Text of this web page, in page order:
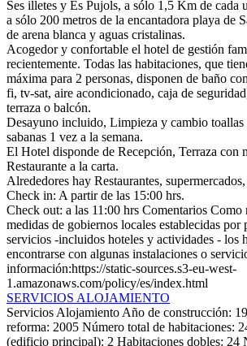
Ses illetes y Es Pujols, a sólo 1,5 Km de cada
a sólo 200 metros de la encantadora playa de
de arena blanca y aguas cristalinas.
Acogedor y confortable el hotel de gestión
recientemente. Todas las habitaciones, que
máxima para 2 personas, disponen de baño
fi, tv-sat, aire acondicionado, caja de
terraza o balcón.
Desayuno incluido, Limpieza y cambio
sabanas 1 vez a la semana.
El Hotel disponde de Recepción, Terraza con
Restaurante a la carta.
Alrededores hay Restaurantes,
Check in: A partir de las 15:00 hrs.
Check out: a las 11:00 hrs Comentarios Como
medidas de gobiernos locales establecidas por
servicios -incluidos hoteles y actividades - los
encontrarse con algunas instalaciones o
información:https://static-sources.s3-eu-west-
1.amazonaws.com/policy/es/index.html
SERVICIOS ALOJAMIENTO
Servicios Alojamiento Año de construcción:
reforma: 2005 Número total de habitaciones:
(edificio principal): 2 Habitaciones dobles: 24